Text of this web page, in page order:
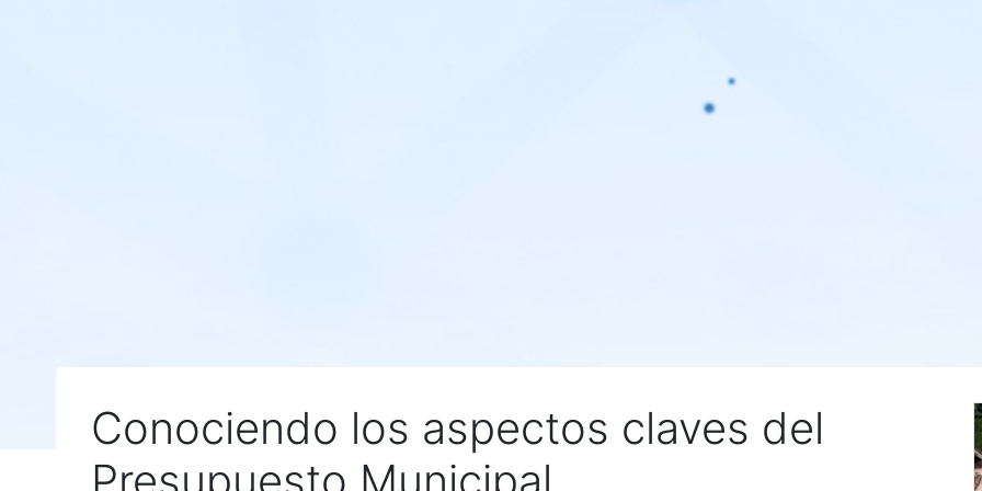
Conociendo los aspectos claves del